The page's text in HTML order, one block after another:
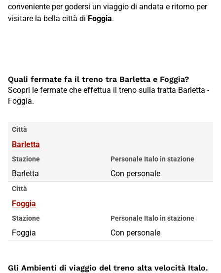
conveniente per godersi un viaggio di andata e ritorno per
visitare la bella città di Foggia.
Quali fermate fa il treno tra Barletta e Foggia?
Scopri le fermate che effettua il treno sulla tratta Barletta -
Foggia.
Città
Barletta
Stazione
Barletta
Personale Italo in stazione
Con personale
Città
Foggia
Stazione
Foggia
Personale Italo in stazione
Con personale
Gli Ambienti di viaggio del treno alta velocità Italo.